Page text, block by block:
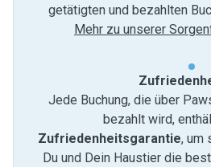
getätigten und bezahlten
Mehr zu unserer
Jede Buchung, die über
bezahlt wird,
Zufriedenheitsgarantie, um
Du und Dein Haustier die